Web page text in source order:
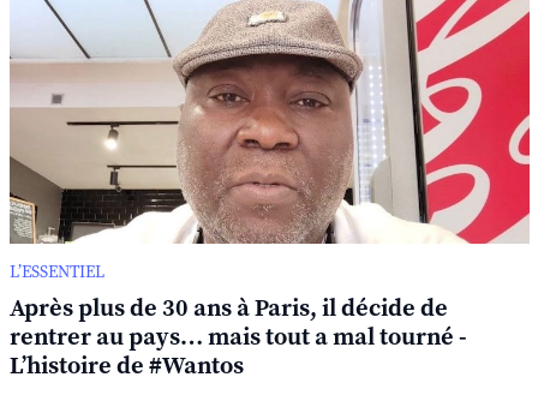
L’ESSENTIEL
Après plus de 30 ans à Paris, il décide de
rentrer au pays… mais tout a mal tourné -
L’histoire de #Wantos